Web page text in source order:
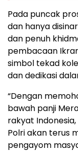
Pada puncak
dan hanya
dan penuh
pembacaan
simbol tekad
dan dedikasi
“Dengan
bawah panji
rakyat
Polri akan terus
pengayom